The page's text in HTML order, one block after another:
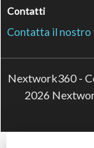
Contatti
Contatta il nostro
Nextwork360 -
2026